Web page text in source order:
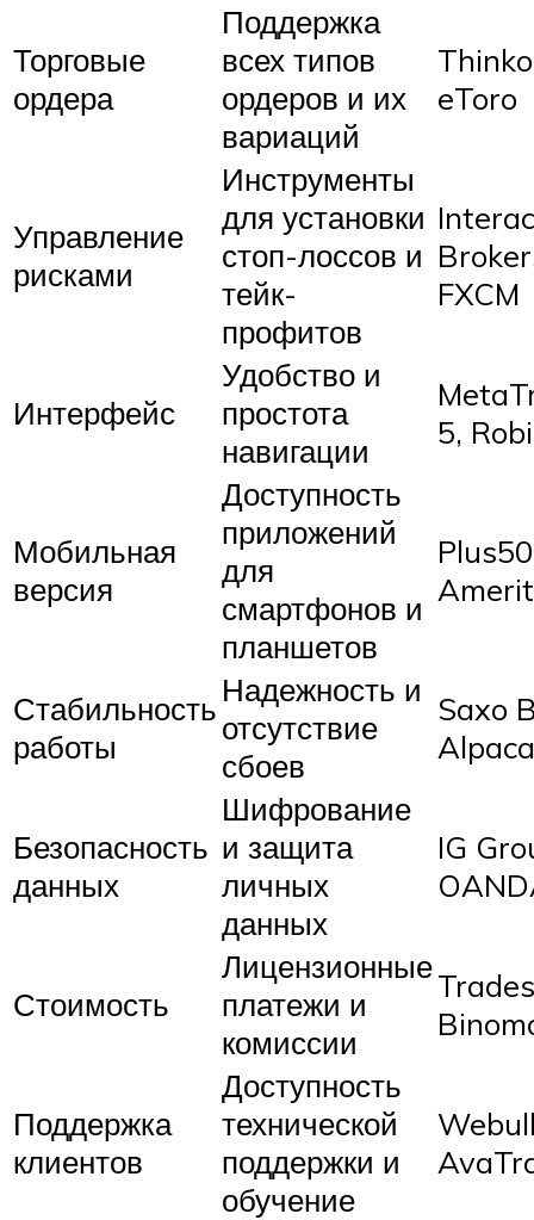
Торговые
ордера
Поддержка
всех типов
ордеров и их
вариаций
eToro
Управление
рисками
Инструменты
для установки
стоп-лоссов и
тейк-
профитов
FXCM
Интерфейс
Удобство и
простота
навигации
5,
Мобильная
версия
Доступность
приложений
для
смартфонов и
планшетов
Стабильность
работы
Надежность и
отсутствие
сбоев
Saxo
Alpaca
Безопасность
данных
Шифрование
и защита
личных
данных
IG
Стоимость
Лицензионные
платежи и
комиссии
Поддержка
клиентов
Доступность
технической
поддержки и
обучение